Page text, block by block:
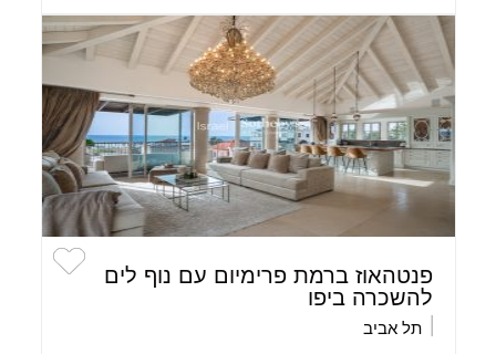
פנטהאוז ברמת פרימיום עם נוף לים
להשכרה ביפו
תל אביב